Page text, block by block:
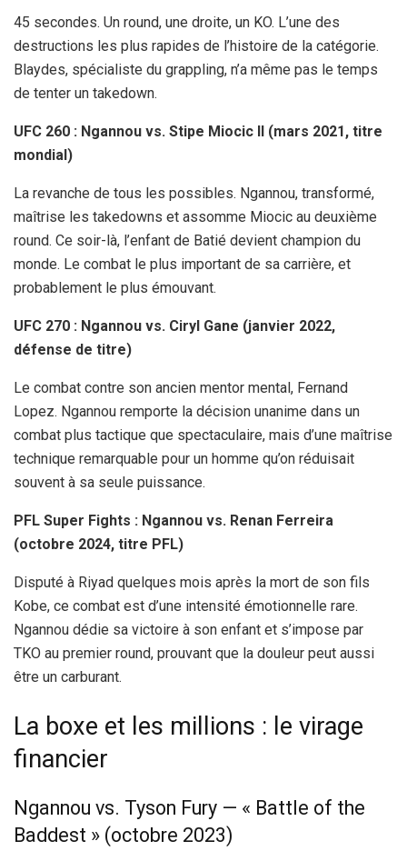
45 secondes. Un round, une droite, un KO. L’une des
destructions les plus rapides de l’histoire de la catégorie.
Blaydes, spécialiste du grappling, n’a même pas le temps
de tenter un takedown.
UFC 260 : Ngannou vs. Stipe Miocic II (mars 2021, titre
mondial)
La revanche de tous les possibles. Ngannou, transformé,
maîtrise les takedowns et assomme Miocic au deuxième
round. Ce soir-là, l’enfant de Batié devient champion du
monde. Le combat le plus important de sa carrière, et
probablement le plus émouvant.
UFC 270 : Ngannou vs. Ciryl Gane (janvier 2022,
défense de titre)
Le combat contre son ancien mentor mental, Fernand
Lopez. Ngannou remporte la décision unanime dans un
combat plus tactique que spectaculaire, mais d’une maîtrise
technique remarquable pour un homme qu’on réduisait
souvent à sa seule puissance.
PFL Super Fights : Ngannou vs. Renan Ferreira
(octobre 2024, titre PFL)
Disputé à Riyad quelques mois après la mort de son fils
Kobe, ce combat est d’une intensité émotionnelle rare.
Ngannou dédie sa victoire à son enfant et s’impose par
TKO au premier round, prouvant que la douleur peut aussi
être un carburant.
La boxe et les millions : le virage
financier
Ngannou vs. Tyson Fury — « Battle of the
Baddest » (octobre 2023)